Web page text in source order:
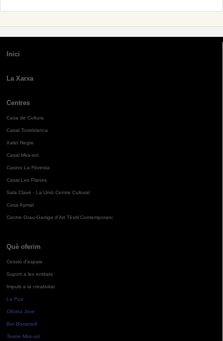
Inici
La Xarxa
Centres
Casa de Cultura
Casal Torreblanca
Xalet Negre
Casal Mira-sol
Casino La Floresta
Casal Les Planes
Sala Clavé - La Unió Centre Cultural
Casa Aymat
Centre Grau-Garriga d'Art Tèxtil Contemporani
Què oferim
Cessió d'espais
Suport a les entitats
Impuls a la creativitat
La Pua
Oficina Jove
Bar Bocamoll
Teatre Mira-sol